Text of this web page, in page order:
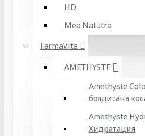
HD
Mea Natutra
FarmaVita
AMETHYSTE
Amethyste
боядисана
Amethyste
Хидратация